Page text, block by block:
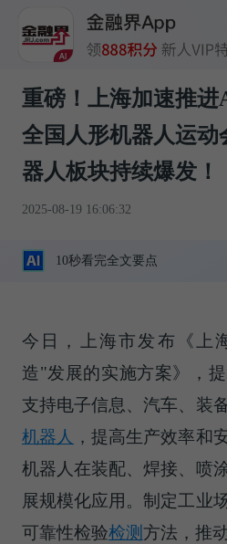
重磅！上海加速推进
全国人形机器人运动
器人板块持续爆发！
2025-08-19 16:06:32
10秒看完全文要点
今日，上海市发布《上
造"发展的实施方案》，
支持电子信息、汽车、装
机器人 ，提高生产效率和
机器人在装配、焊接、喷
展规模化应用。制定工业
可靠性检验检测方法，推